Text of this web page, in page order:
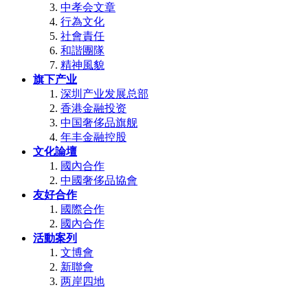
中孝会文章
行為文化
社會責任
和諧團隊
精神風貌
旗下产业
深圳产业发展总部
香港金融投资
中国奢侈品旗舰
年丰金融控股
文化論壇
國內合作
中國奢侈品協會
友好合作
國際合作
國內合作
活動案列
文博會
新聯會
两岸四地